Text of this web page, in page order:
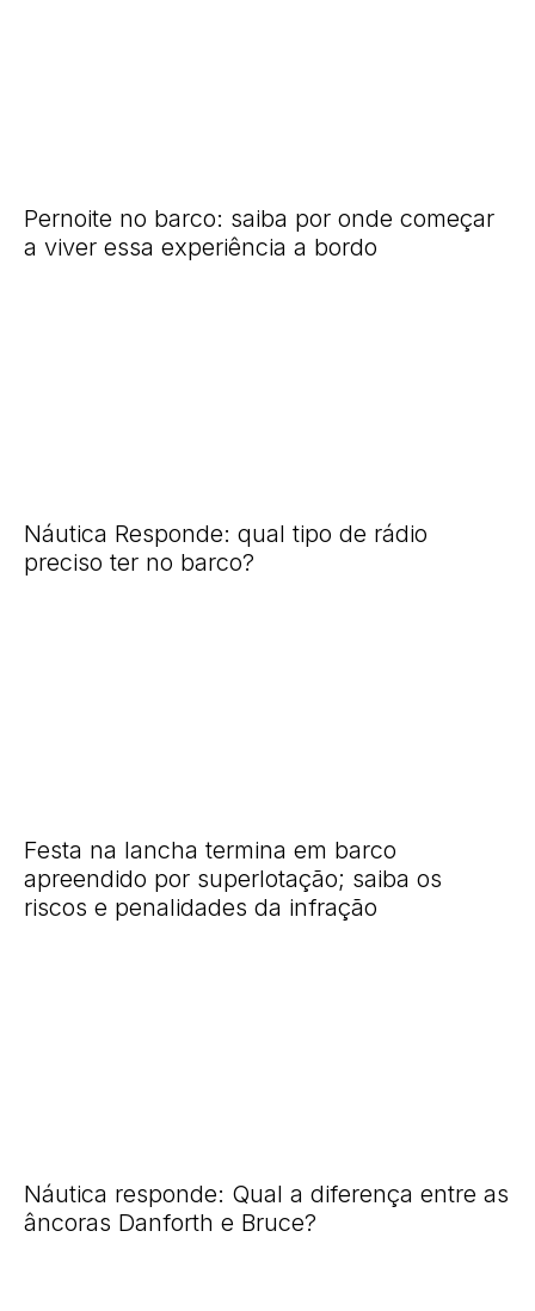
Pernoite no barco: saiba por onde começar
a viver essa experiência a bordo
Náutica Responde: qual tipo de rádio
preciso ter no barco?
Festa na lancha termina em barco
apreendido por superlotação; saiba os
riscos e penalidades da infração
Náutica responde: Qual a diferença entre as
âncoras Danforth e Bruce?